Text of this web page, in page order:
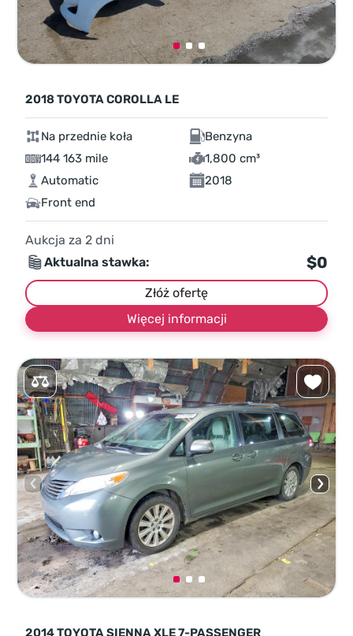
2018 TOYOTA COROLLA LE
Na przednie koła
Benzyna
144 163 mile
1,800 cm³
Automatic
2018
Front end
Aukcja za 2 dni
Aktualna stawka:
$0
Złóż ofertę
Więcej informacji
2014 TOYOTA SIENNA XLE 7-PASSENGER